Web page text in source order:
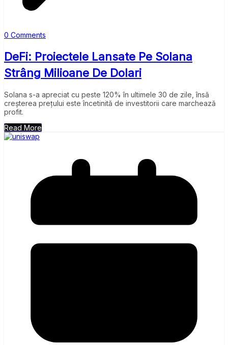
0 Comments
DeFi: Proiectele Lansate Pe Solana
Strâng Milioane De Dolari
Solana s-a apreciat cu peste 120% în ultimele 30 de zile, însă
creșterea prețului este încetinită de investitorii care marchează
profit.
Read More